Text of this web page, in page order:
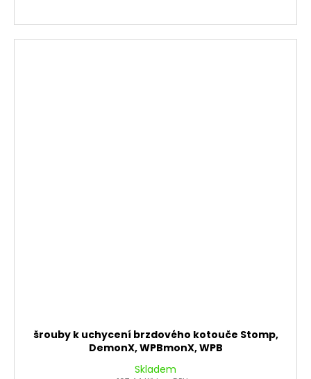
šrouby k uchycení brzdového kotouče Stomp,
DemonX, WPBmonX, WPB
Skladem